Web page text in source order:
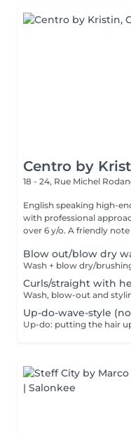
Centro by
18 - 24, Rue Michel
English speaking high-
with professional
over 6 y/o. A friendly
Blow out/blow dry
Wash + blow dry/
Curls/straight with
Wash, blow-out and
Up-do-wave-style